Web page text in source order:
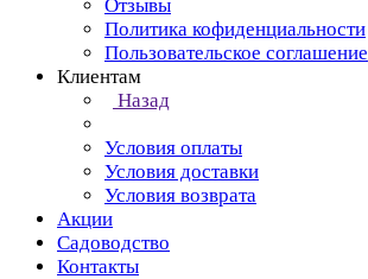
Отзывы
Политика кофиденциальности
Пользовательское соглашение
Клиентам
Назад
Условия оплаты
Условия доставки
Условия возврата
Акции
Садоводство
Контакты